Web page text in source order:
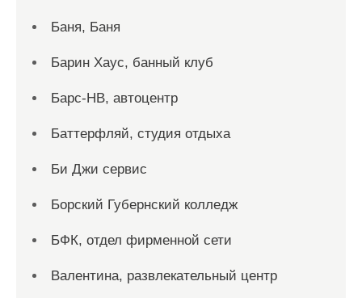
Баня, Баня
Барин Хаус, банный клуб
Барс-НВ, автоцентр
Баттерфляй, студия отдыха
Би Джи сервис
Борский Губернский колледж
БФК, отдел фирменной сети
Валентина, развлекательный центр